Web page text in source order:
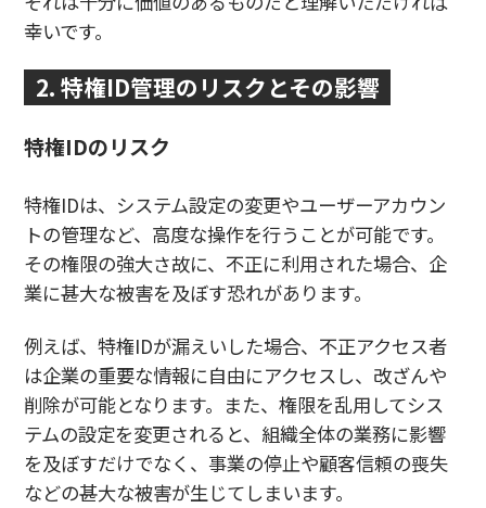
幸いです。
2. 特権ID管理のリスクとその影響
特権IDのリスク
特権IDは、システム設定の変更やユーザーアカウン
トの管理など、高度な操作を行うことが可能です。
その権限の強大さ故に、不正に利用された場合、企
業に甚大な被害を及ぼす恐れがあります。
例えば、特権IDが漏えいした場合、不正アクセス者
は企業の重要な情報に自由にアクセスし、改ざんや
削除が可能となります。また、権限を乱用してシス
テムの設定を変更されると、組織全体の業務に影響
を及ぼすだけでなく、事業の停止や顧客信頼の喪失
などの甚大な被害が生じてしまいます。